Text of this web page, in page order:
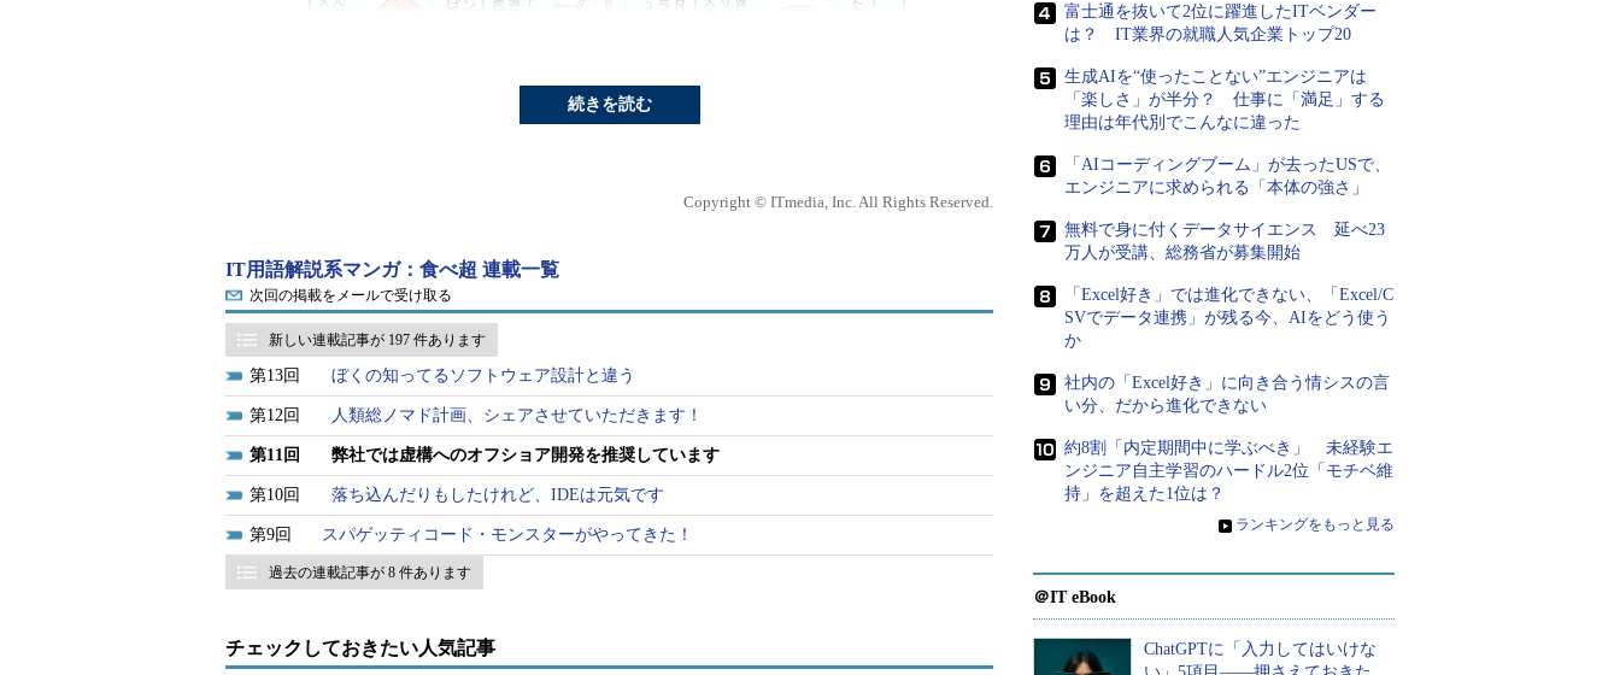
続きを読む
Copyright © ITmedia, Inc. All Rights Reserved.
IT用語解説系マンガ：食べ超 連載一覧
次回の掲載をメールで受け取る
新しい連載記事が 197 件あります
13 ぼくの知ってるソフトウェア設計と違う
12 人類総ノマド計画、シェアさせていただきます！
11 弊社では虚構へのオフショア開発を推奨しています
10 落ち込んだりもしたけれど、IDEは元気です
9 スパゲッティコード・モンスターがやってきた！
過去の連載記事が 8 件あります
チェックしておきたい人気記事
富士通を抜いて2位に躍進したITベンダー
は？ IT業界の就職人気企業トップ20
生成AIを“使ったことない”エンジニアは
「楽しさ」が半分？ 仕事に「満足」する
理由は年代別でこんなに違った
「AIコーディングブーム」が去ったUSで、
エンジニアに求められる「本体の強さ」
無料で身に付くデータサイエンス 延べ23
万人が受講、総務省が募集開始
「Excel好き」では進化できない、「Excel/C
SVでデータ連携」が残る今、AIをどう使う
か
社内の「Excel好き」に向き合う情シスの言
い分、だから進化できない
約8割「内定期間中に学ぶべき」 未経験エ
ンジニア自主学習のハードル2位「モチベ維
持」を超えた1位は？
» ランキングをもっと見る
＠IT eBook
ChatGPTに「入力してはいけな